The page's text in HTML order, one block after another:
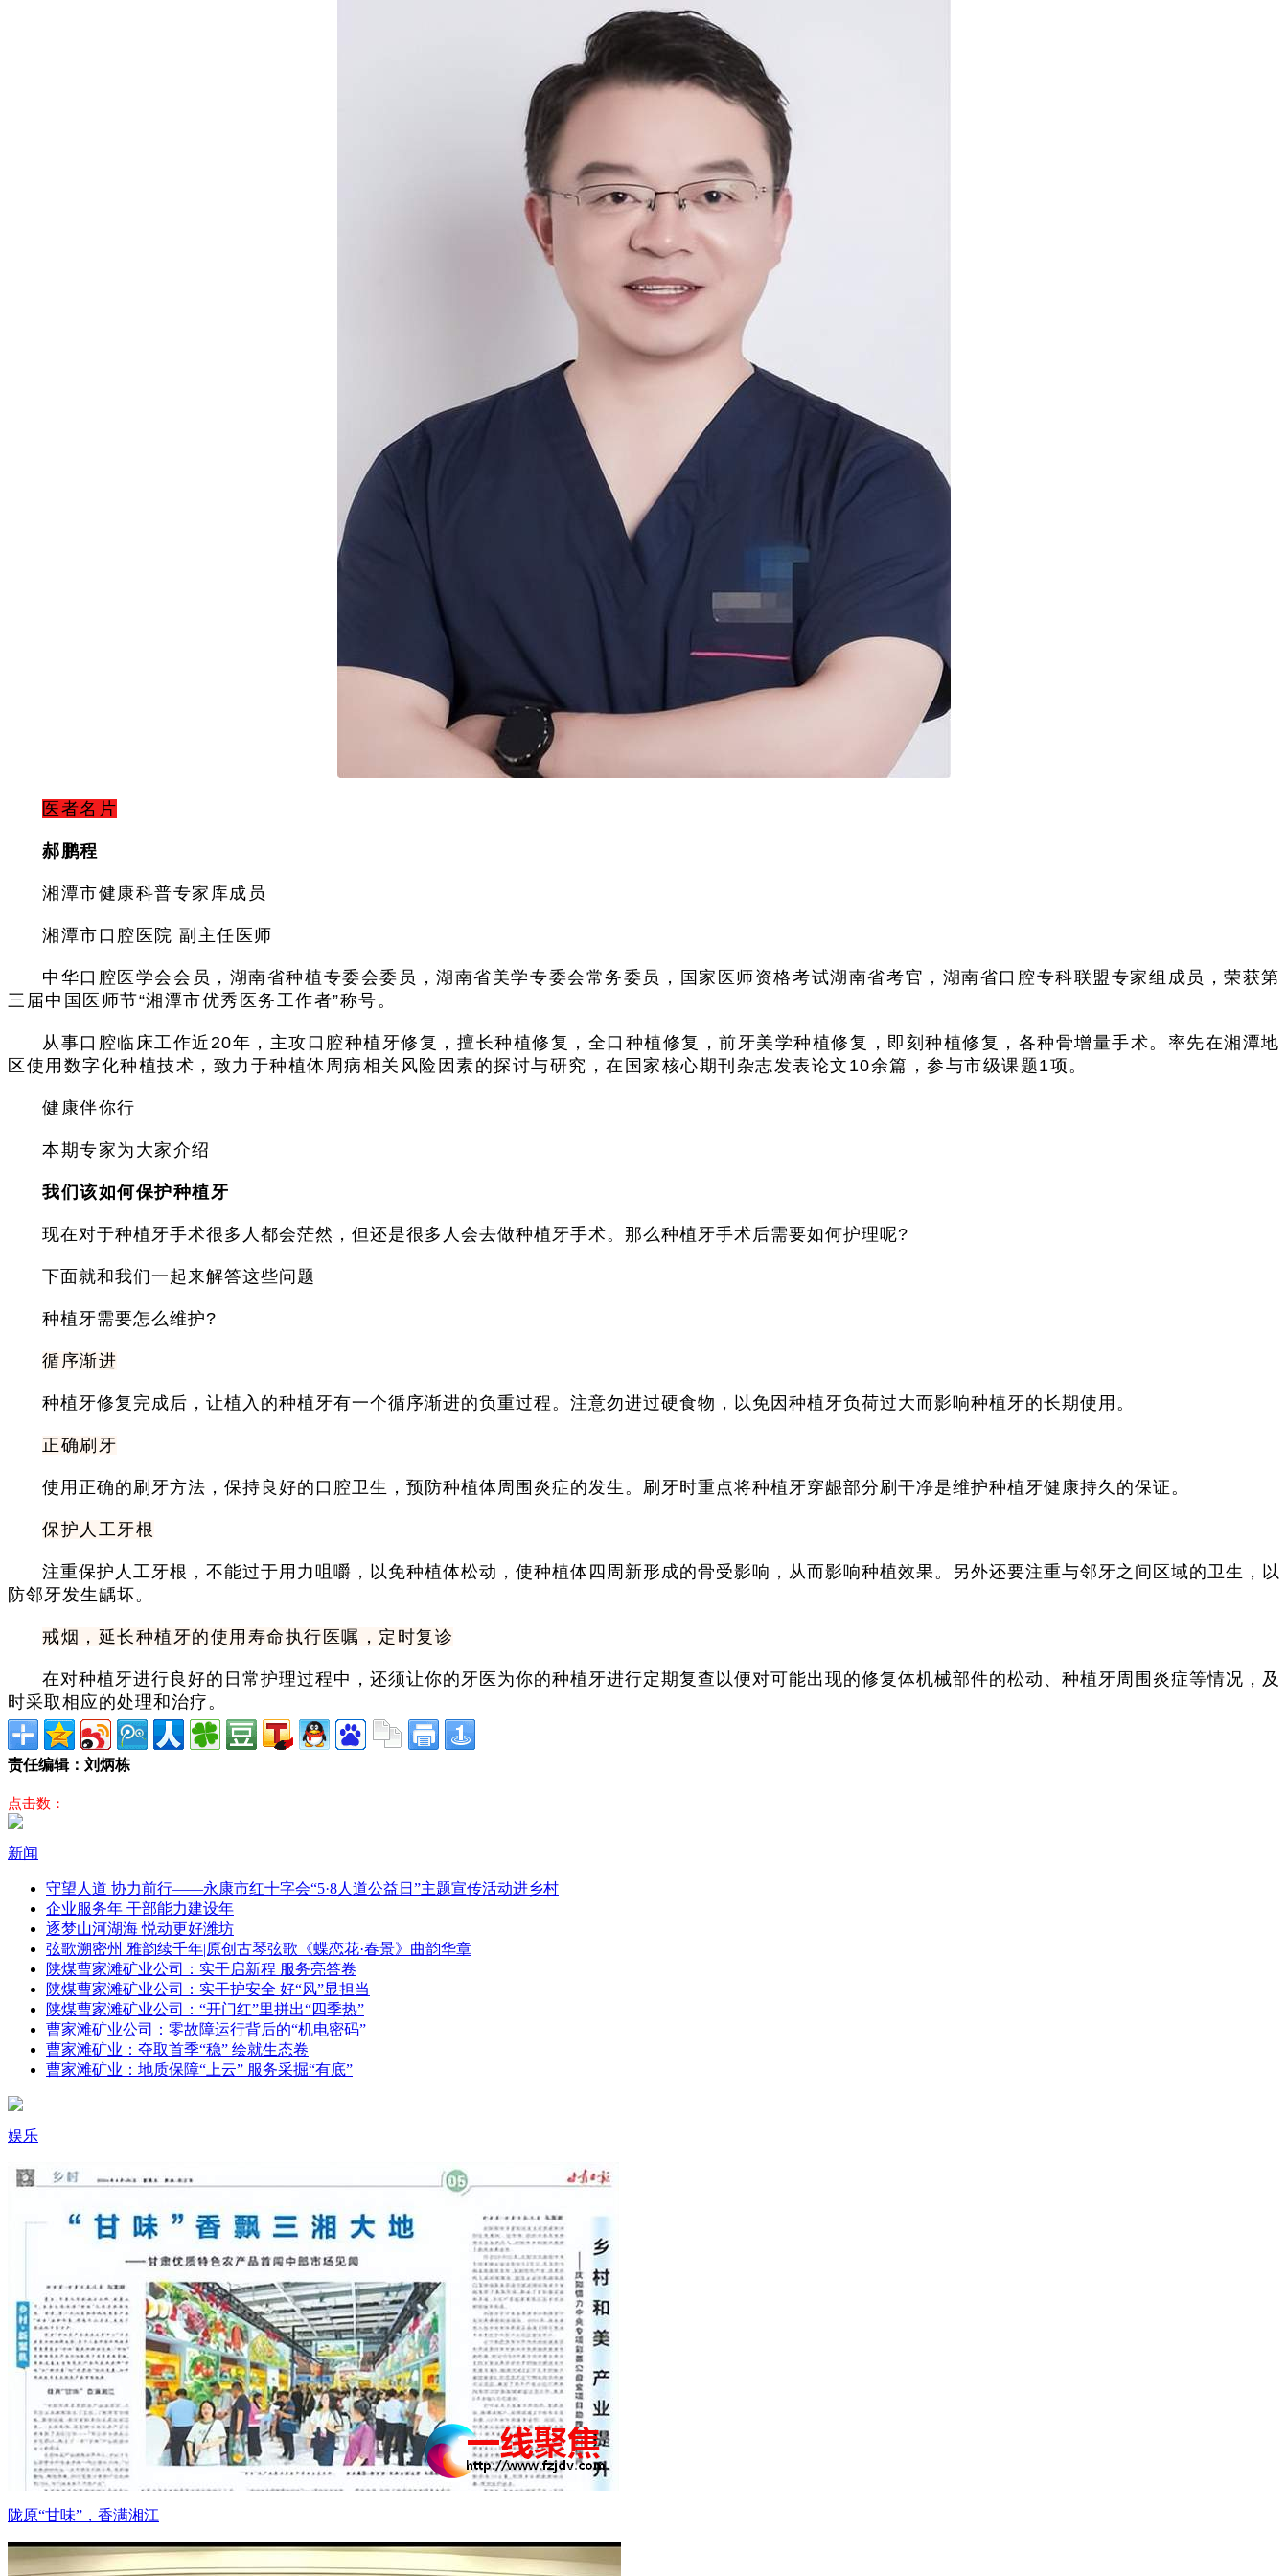
医者名片
郝鹏程
湘潭市健康科普专家库成员
湘潭市口腔医院 副主任医师
中华口腔医学会会员，湖南省种植专委会委员，湖南省美学专委会常务委员，国家医师资格考试湖南省考官，湖南省口腔专科联盟专家组成员，荣获第
三届中国医师节“湘潭市优秀医务工作者”称号。
从事口腔临床工作近20年，主攻口腔种植牙修复，擅长种植修复，全口种植修复，前牙美学种植修复，即刻种植修复，各种骨增量手术。率先在湘潭地
区使用数字化种植技术，致力于种植体周病相关风险因素的探讨与研究，在国家核心期刊杂志发表论文10余篇，参与市级课题1项。
健康伴你行
本期专家为大家介绍
我们该如何保护种植牙
现在对于种植牙手术很多人都会茫然，但还是很多人会去做种植牙手术。那么种植牙手术后需要如何护理呢?
下面就和我们一起来解答这些问题
种植牙需要怎么维护?
循序渐进
种植牙修复完成后，让植入的种植牙有一个循序渐进的负重过程。注意勿进过硬食物，以免因种植牙负荷过大而影响种植牙的长期使用。
正确刷牙
使用正确的刷牙方法，保持良好的口腔卫生，预防种植体周围炎症的发生。刷牙时重点将种植牙穿龈部分刷干净是维护种植牙健康持久的保证。
保护人工牙根
注重保护人工牙根，不能过于用力咀嚼，以免种植体松动，使种植体四周新形成的骨受影响，从而影响种植效果。另外还要注重与邻牙之间区域的卫生，以
防邻牙发生龋坏。
戒烟，延长种植牙的使用寿命执行医嘱，定时复诊
在对种植牙进行良好的日常护理过程中，还须让你的牙医为你的种植牙进行定期复查以便对可能出现的修复体机械部件的松动、种植牙周围炎症等情况，及
时采取相应的处理和治疗。
责任编辑：刘炳栋
点击数：
新闻
守望人道 协力前行——永康市红十字会“5·8人道公益日”主题宣传活动进乡村
企业服务年 干部能力建设年
逐梦山河湖海 悦动更好潍坊
弦歌溯密州 雅韵续千年|原创古琴弦歌《蝶恋花·春景》曲韵华章
陕煤曹家滩矿业公司：实干启新程 服务亮答卷
陕煤曹家滩矿业公司：实干护安全 好“风”显担当
陕煤曹家滩矿业公司：“开门红”里拼出“四季热”
曹家滩矿业公司：零故障运行背后的“机电密码”
曹家滩矿业：夺取首季“稳” 绘就生态卷
曹家滩矿业：地质保障“上云” 服务采掘“有底”
娱乐
陇原“甘味”，香满湘江